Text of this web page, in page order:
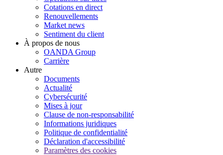
Cotations en direct
Renouvellements
Market news
Sentiment du client
À propos de nous
OANDA Group
Carrière
Autre
Documents
Actualité
Cybersécurité
Mises à jour
Clause de non-responsabilité
Informations juridiques
Politique de confidentialité
Déclaration d'accessibilité
Paramètres des cookies